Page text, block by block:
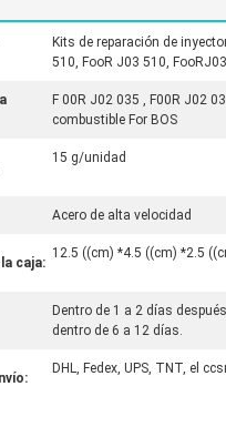
Kits de reparación de
510, FooR J03 510,
F 00R J02 035 , F00R J02
combustible For BOS
15 g/unidad
Acero de alta velocidad
caja:
12.5 ((cm) *4.5 ((cm) *2.5
Dentro de 1 a 2 días
dentro de 6 a 12 días.
DHL, Fedex, UPS, TNT, el